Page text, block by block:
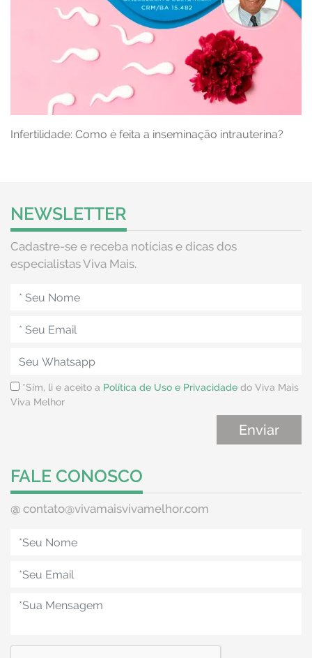
Infertilidade: Como é feita a inseminação intrauterina?
NEWSLETTER
Cadastre-se e receba notícias e dicas dos
especialistas Viva Mais.
*Sim, li e aceito a Política de Uso e Privacidade do Viva Mais
Viva Melhor
FALE CONOSCO
@ contato@vivamaisvivamelhor.com